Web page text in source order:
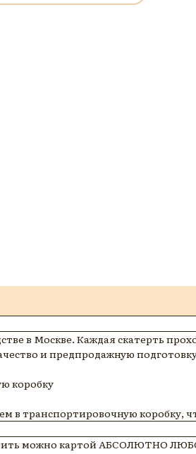
в Москве. Каждая скатерть
и предпродажную
коробку
в транспортировочную коробку,
можно картой АБСОЛЮТНО